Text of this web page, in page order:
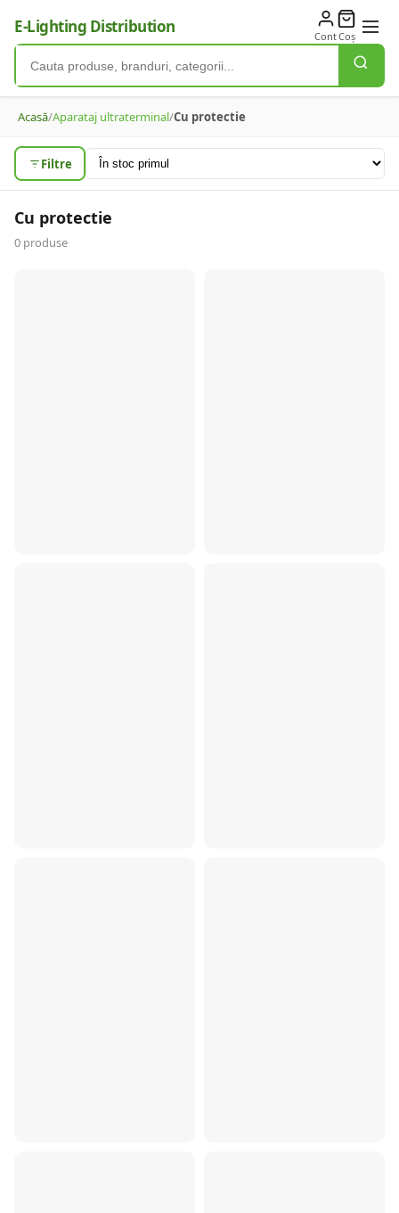
E-Lighting Distribution ContCoș
Acasă/Aparataj ultraterminal/Cu protectie
Filtre
Cu protectie
0 produse